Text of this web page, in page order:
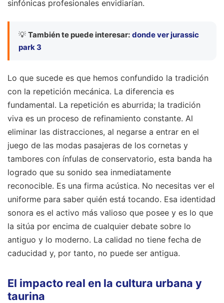
sinfónicas profesionales envidiarían.
💡 También te puede interesar: donde ver jurassic
park 3
Lo que sucede es que hemos confundido la tradición
con la repetición mecánica. La diferencia es
fundamental. La repetición es aburrida; la tradición
viva es un proceso de refinamiento constante. Al
eliminar las distracciones, al negarse a entrar en el
juego de las modas pasajeras de los cornetas y
tambores con ínfulas de conservatorio, esta banda ha
logrado que su sonido sea inmediatamente
reconocible. Es una firma acústica. No necesitas ver el
uniforme para saber quién está tocando. Esa identidad
sonora es el activo más valioso que posee y es lo que
la sitúa por encima de cualquier debate sobre lo
antiguo y lo moderno. La calidad no tiene fecha de
caducidad y, por tanto, no puede ser antigua.
El impacto real en la cultura urbana y
taurina